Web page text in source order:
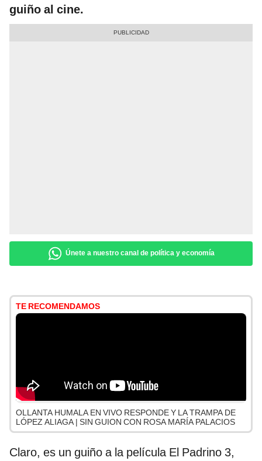
guiño al cine.
Únete a nuestro canal de política y economía
TE RECOMENDAMOS
OLLANTA HUMALA EN VIVO RESPONDE Y LA TRAMPA DE
LÓPEZ ALIAGA | SIN GUION CON ROSA MARÍA PALACIOS
Claro, es un guiño a la película El Padrino 3,